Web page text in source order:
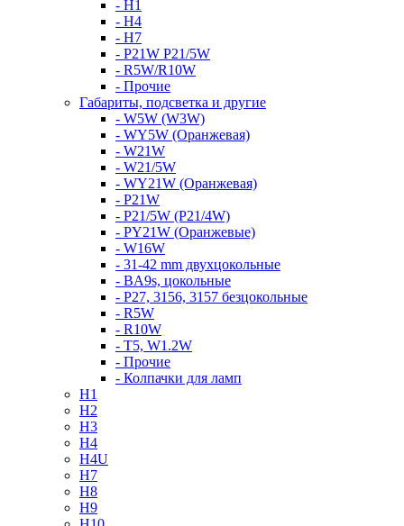
- H1
- H4
- H7
- P21W P21/5W
- R5W/R10W
- Прочие
Габариты, подсветка и другие
- W5W (W3W)
- WY5W (Оранжевая)
- W21W
- W21/5W
- WY21W (Оранжевая)
- P21W
- P21/5W (P21/4W)
- PY21W (Оранжевые)
- W16W
- 31-42 mm двухцокольные
- BA9s, цокольные
- P27, 3156, 3157 безцокольные
- R5W
- R10W
- T5, W1.2W
- Прочие
- Колпачки для ламп
H1
H2
H3
H4
H4U
H7
H8
H9